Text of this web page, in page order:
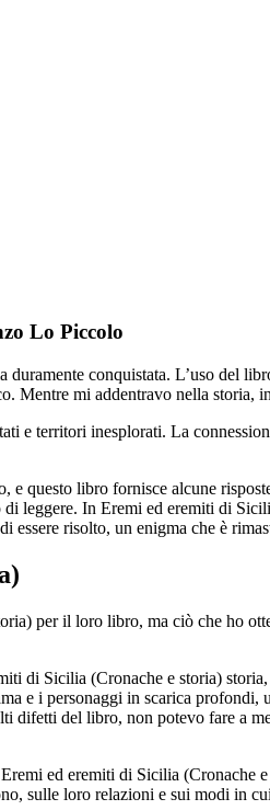
Lo Piccolo
conquistata. L’uso del
mi addentravo nella storia,
e territori inesplorati. La
questo libro fornisce alcune
In Eremi ed eremiti di
essere risolto, un enigma che è
per il loro libro, ma ciò che ho
di Sicilia (Cronache e storia)
e i personaggi in scarica
del libro, non potevo fare a
ed eremiti di Sicilia
sulle loro relazioni e sui modi in